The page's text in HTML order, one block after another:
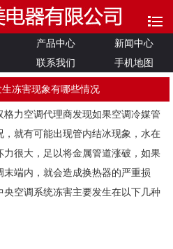
产品中心
新闻中心
联系我们 手机地图
冻害现象有哪些情况
力空调代理商发现如果空调冷媒管
就有可能出现管内结冰现象，水在
很大，足以将金属管道涨破，如果
端内，就会造成换热器的严重损
空调系统冻害主要发生在以下几种